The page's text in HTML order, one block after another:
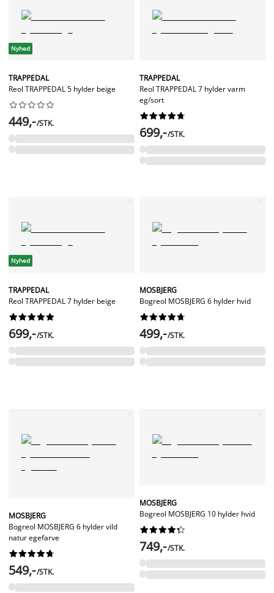
Nyhed
TRAPPEDAL
Reol TRAPPEDAL 5 hylder beige






449,-/STK.
TRAPPEDAL
Reol TRAPPEDAL 7 hylder varm
eg/sort






699,-/STK.
Nyhed
TRAPPEDAL
Reol TRAPPEDAL 7 hylder beige






699,-/STK.
MOSBJERG
Bogreol MOSBJERG 6 hylder hvid






499,-/STK.
MOSBJERG
Bogreol MOSBJERG 6 hylder vild
natur egefarve






549,-/STK.
MOSBJERG
Bogreol MOSBJERG 10 hylder hvid






749,-/STK.